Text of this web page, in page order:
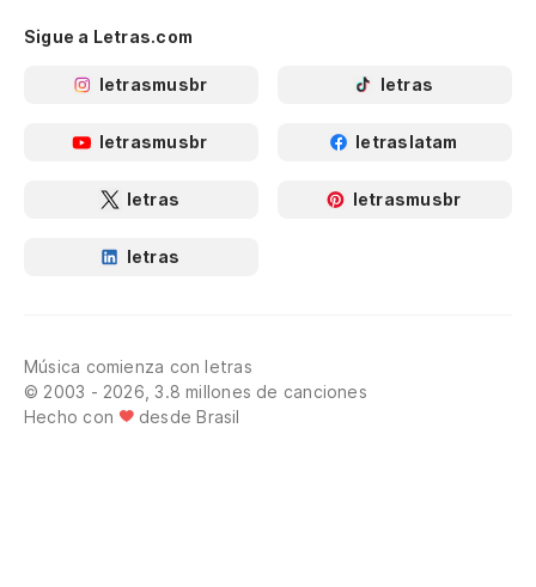
Sigue a Letras.com
letrasmusbr letras
letrasmusbr letraslatam
letras letrasmusbr
letras
Música comienza con letras
© 2003 - 2026, 3.8 millones de canciones
Hecho con
desde Brasil